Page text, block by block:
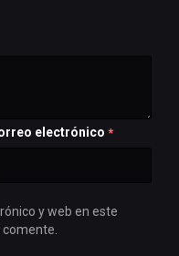
electrónico *
y web en este
comente.